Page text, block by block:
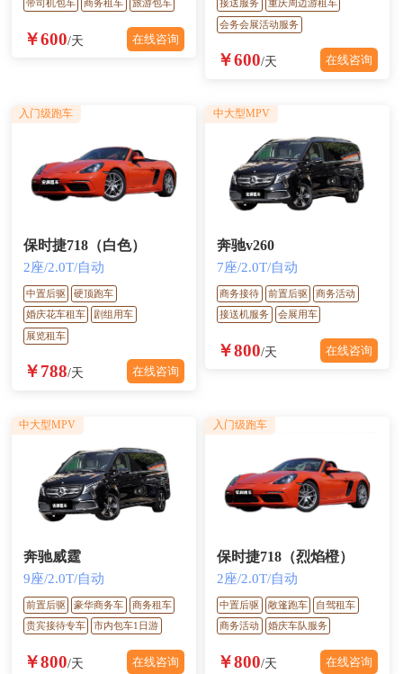
带司机包车 商务租车 旅游包车
￥600/天 在线咨询
接送服务
重庆周边游租车
会务会展活动服务
￥600/天 在线咨询
保时捷718（白色）
2座/2.0T/自动
中置后驱
硬顶跑车
婚庆花车租车
剧组用车
展览租车
￥788/天 在线咨询
入门级跑车
奔驰v260
7座/2.0T/自动
商务接待 前置后驱
商务活动
接送机服务
会展用车
￥800/天 在线咨询
中大型MPV
奔驰威霆
9座/2.0T/自动
前置后驱 豪华商务车
商务租车
贵宾接待专车
市内包车1日游
￥800/天 在线咨询
中大型MPV
保时捷718（烈焰橙）
2座/2.0T/自动
中置后驱 敞篷跑车
自驾租车
商务活动
婚庆车队服务
￥800/天 在线咨询
入门级跑车